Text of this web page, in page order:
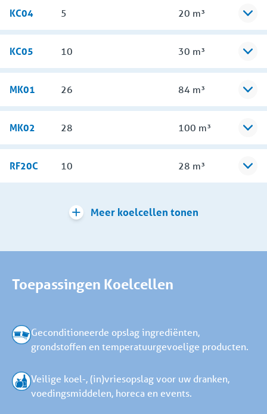
KC04 5 20 m³
KC05 10 30 m³
MK01 26 84 m³
MK02 28 100 m³
RF20C 10 28 m³
Meer koelcellen tonen
Toepassingen Koelcellen
Geconditioneerde opslag ingrediënten,
grondstoffen en temperatuurgevoelige producten.
Veilige koel-, (in)vriesopslag voor uw dranken,
voedingsmiddelen, horeca en events.